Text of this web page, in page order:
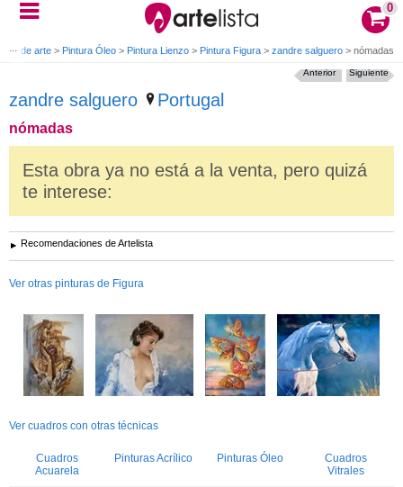
0
de arte > Pintura Óleo > Pintura Lienzo > Pintura Figura > zandre salguero > nómadas
zandre salguero Portugal
nómadas
Siguiente
Anterior
Esta obra ya no está a la venta, pero quizá
te interese:
Recomendaciones de Artelista
Ver otras pinturas de Figura
Ver cuadros con otras técnicas
Cuadros
Acuarela
Pinturas Acrílico Pinturas Óleo
Cuadros
Vitrales